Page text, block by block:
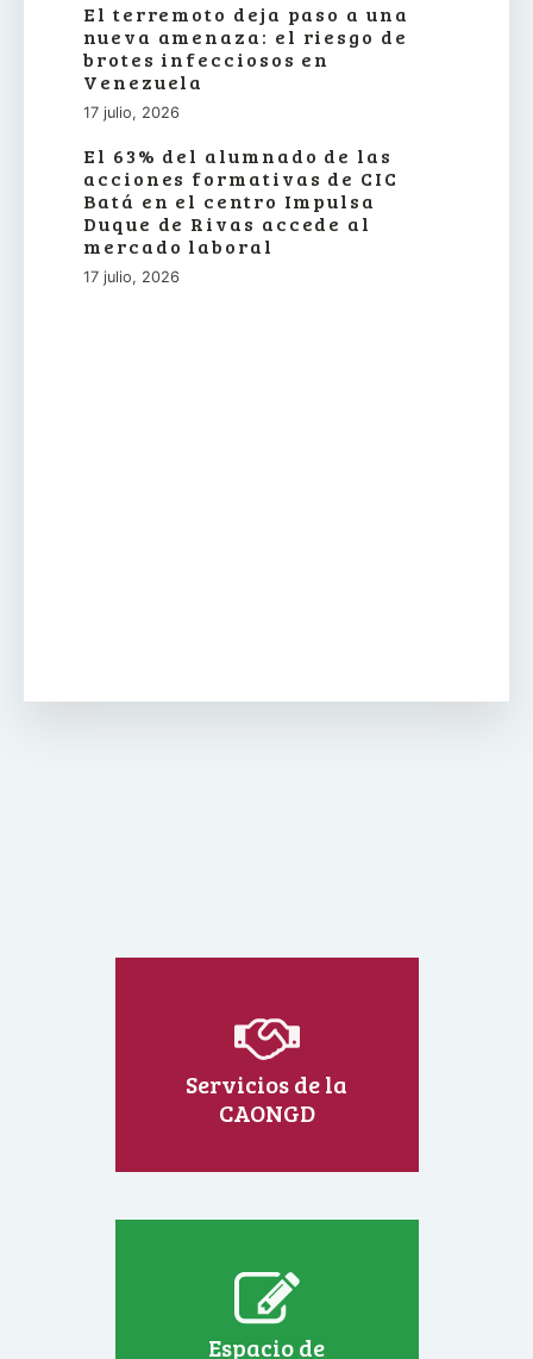
El terremoto deja paso a una
nueva amenaza: el riesgo de
brotes infecciosos en
Venezuela
17 julio, 2026
El 63% del alumnado de las
acciones formativas de CIC
Batá en el centro Impulsa
Duque de Rivas accede al
mercado laboral
17 julio, 2026
Servicios de la
CAONGD
Espacio de